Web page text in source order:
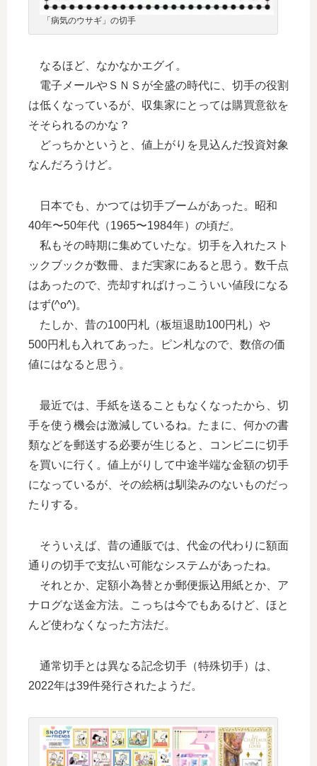
「病気のウサギ」の切手
なるほど、なかなかエグイ。
電子メールやＳＮＳが全盛の時代に、切手の役割
は低くなっているが、収集家にとっては購買意欲を
そそられるのかな？
どっちかというと、値上がりを見込んだ投資対象
なんだろうけど。
日本でも、かつては切手ブームがあった。昭和
40年〜50年代（1965〜1984年）の頃だ。
私もその時期に集めていたな。切手を入れたスト
ックブックが数冊、まだ実家にあると思う。数千点
はあったので、売却すればけっこういい値段になる
はず(^o^)。
たしか、昔の100円札（板垣退助100円札）や
500円札も入れてあった。ピン札なので、数倍の価
値にはなると思う。
最近では、手紙を送ることもなくなったから、切
手を使う機会は激減しているね。たまに、何かの書
類などを郵送する必要が生じると、コンビニに切手
を買いに行く。値上がりして中途半端な金額の切手
になっているが、その絵柄は馴染みのないものだっ
たりする。
そういえば、昔の通販では、代金の代わりに額面
通りの切手で支払い可能なシステムがあったね。
それとか、定額小為替とか郵便振込用紙とか、ア
ナログな送金方法。こっちは今でもあるけど、ほと
んど使わなくなった方法だ。
通常切手とは異なる記念切手（特殊切手）は、
2022年は39件発行されたようだ。